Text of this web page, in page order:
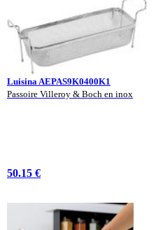
Luisina AEPAS9K0400K1
Passoire Villeroy & Boch en inox
50.15 €